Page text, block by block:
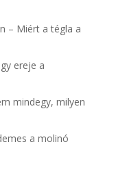
– Miért a tégla a
ereje a
mindegy, milyen
a molinó